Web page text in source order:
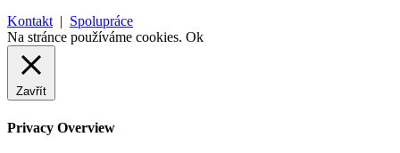
Kontakt | Spolupráce
Na stránce používáme cookies. Ok
Zavřít
Privacy Overview